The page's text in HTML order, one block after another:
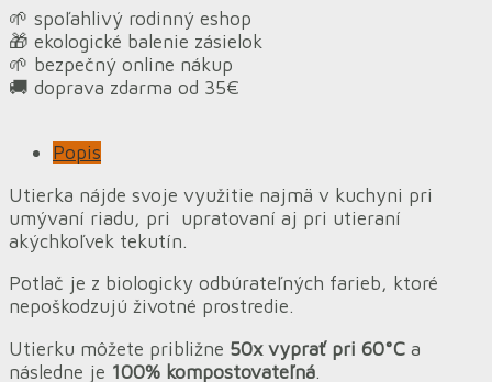
🌱 spoľahlivý rodinný eshop
🎁 ekologické balenie zásielok
🌱 bezpečný online nákup
🚚 doprava zdarma od 35€
Popis
Utierka nájde svoje využitie najmä v kuchyni pri
umývaní riadu, pri upratovaní aj pri utieraní
akýchkoľvek tekutín.
Potlač je z biologicky odbúrateľných farieb, ktoré
nepoškodzujú životné prostredie.
Utierku môžete približne 50x vyprať pri 60°C a
následne je 100% kompostovateľná.